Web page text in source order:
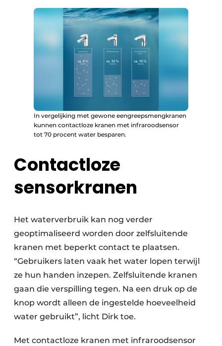
In vergelijking met gewone eengreepsmengkranen
kunnen contactloze kranen met infraroodsensor
tot 70 procent water besparen.
Contactloze
sensorkranen
Het waterverbruik kan nog verder
geoptimaliseerd worden door zelfsluitende
kranen met beperkt contact te plaatsen.
“Gebruikers laten vaak het water lopen terwijl
ze hun handen inzepen. Zelfsluitende kranen
gaan die verspilling tegen. Na een druk op de
knop wordt alleen de ingestelde hoeveelheid
water gebruikt”, licht Dirk toe.
Met contactloze kranen met infraroodsensor